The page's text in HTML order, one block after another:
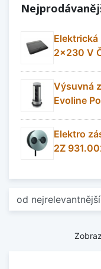
Zobrazit méně
Elektrická
2x230 V
Výsuvná
Evoline
Elektro
2Z